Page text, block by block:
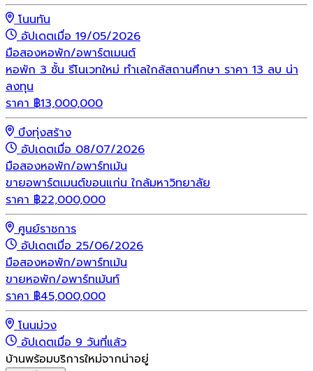
โนนทัน
อัปเดตเมื่อ 19/05/2026
มือสองหอพัก/อพาร์ตเมนต์
หอพัก 3 ชั้น รีโนเวทใหม่ ทำเลใกล้สถานศึกษา ราคา 13 ลบ น่า
ลงทุน
ราคา ฿13,000,000
บึงทุ่งสร้าง
อัปเดตเมื่อ 08/07/2026
มือสองหอพัก/อพาร์ทเม้น
ขายอพาร์ตเมนต์ขอนแก่น ใกล้มหาวิทยาลัย
ราคา ฿22,000,000
ศูนย์ราชการ
อัปเดตเมื่อ 25/06/2026
มือสองหอพัก/อพาร์ทเม้น
ขายหอพัก/อพาร์ทเม้นท์
ราคา ฿45,000,000
โนนม่วง
อัปเดตเมื่อ 9 วันที่แล้ว
บ้านพร้อมบริการใหม่จากน่าอยู่